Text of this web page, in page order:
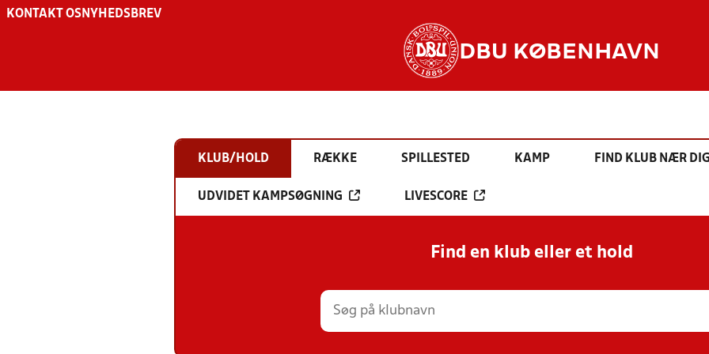
KONTAKT OS NYHEDSBREV
DBU KØBENHAVN
KLUB/HOLD RÆKKE SPILLESTED KAMP FIND KLUB NÆR
UDVIDET KAMPSØGNING LIVESCORE
Find en klub eller et hold